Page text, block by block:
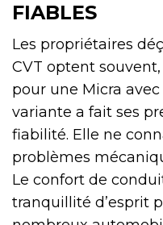
FIABLES
Les propriétaires
CVT optent
pour une Micra
variante a fait ses
fiabilité. Elle ne
problèmes
Le confort de
tranquillité d’esprit